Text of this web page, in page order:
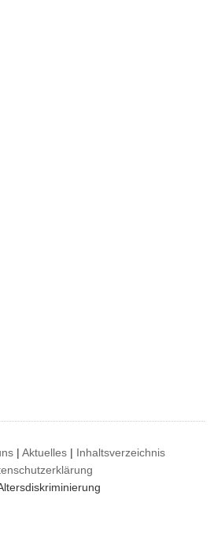
|Aktuelles | Inhaltsverzeichnis